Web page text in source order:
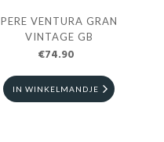
PERE VENTURA GRAN
VINTAGE GB
€74.90
IN WINKELMANDJE